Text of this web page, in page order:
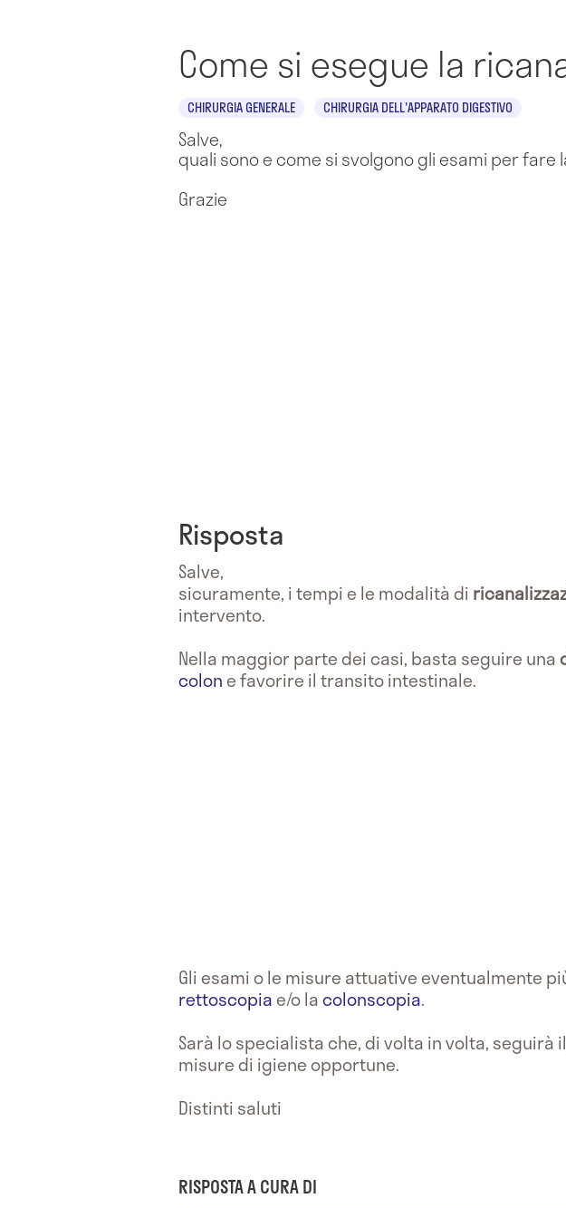
Come si esegue la
CHIRURGIA GENERALE CHIRURGIA DELL'APPARATO DIGESTIVO
Salve,
quali sono e come si svolgono gli esami per fare
Grazie
Risposta
Salve,
sicuramente, i tempi e le modalità di
intervento.
Nella maggior parte dei casi, basta seguire una
colone favorire il transito intestinale.
Gli esami o le misure attuative eventualmente
rettoscopiae/o lacolonscopia.
Sarà lo specialista che, di volta in volta,
misure di igiene opportune.
Distinti saluti
RISPOSTA A CURA DI